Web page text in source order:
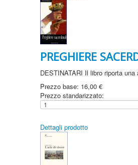
PREGHIERE
DESTINATARI Il libro riporta
Prezzo base: 16,00 €
Prezzo standarizzato:
Dettagli prodotto